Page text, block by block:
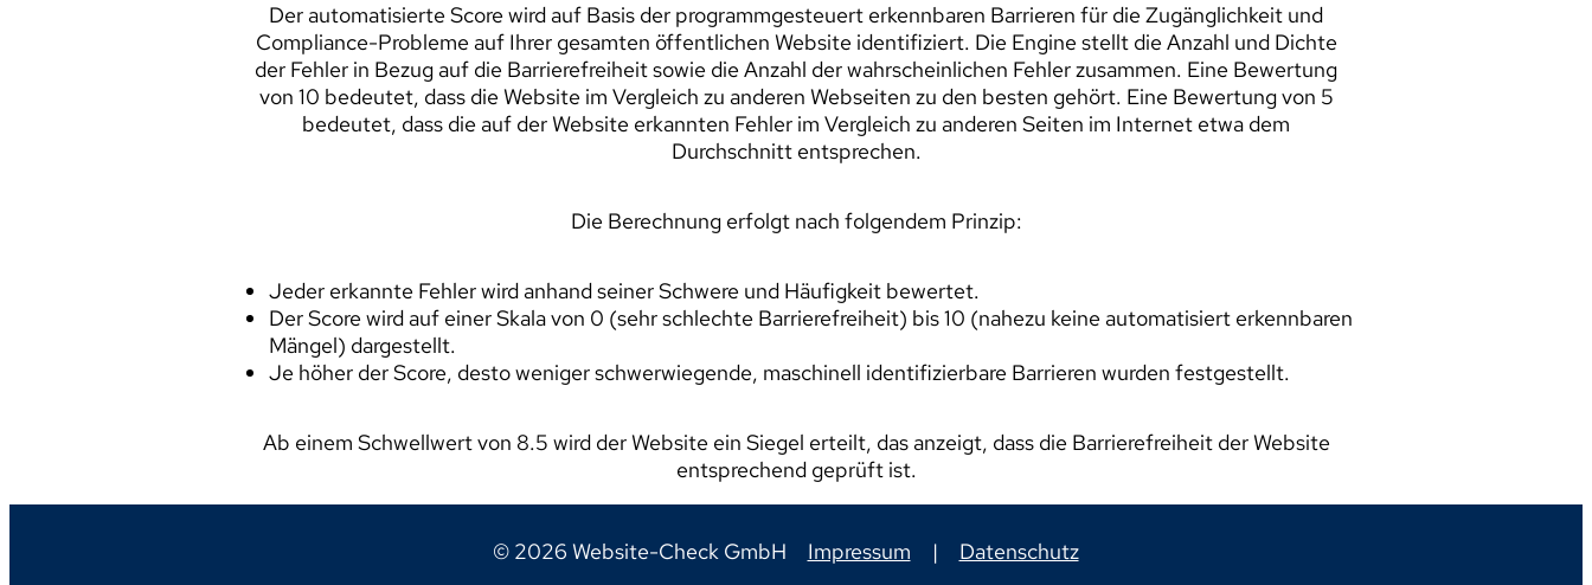
Der automatisierte Score wird auf Basis der programmgesteuert erkennbaren Barrieren für die Zugänglichkeit und
Compliance-Probleme auf Ihrer gesamten öffentlichen Website identifiziert. Die Engine stellt die Anzahl und Dichte
der Fehler in Bezug auf die Barrierefreiheit sowie die Anzahl der wahrscheinlichen Fehler zusammen. Eine Bewertung
von 10 bedeutet, dass die Website im Vergleich zu anderen Webseiten zu den besten gehört. Eine Bewertung von 5
bedeutet, dass die auf der Website erkannten Fehler im Vergleich zu anderen Seiten im Internet etwa dem
Durchschnitt entsprechen.
Die Berechnung erfolgt nach folgendem Prinzip:
Jeder erkannte Fehler wird anhand seiner Schwere und Häufigkeit bewertet.
Der Score wird auf einer Skala von 0 (sehr schlechte Barrierefreiheit) bis 10 (nahezu keine automatisiert erkennbaren
Mängel) dargestellt.
Je höher der Score, desto weniger schwerwiegende, maschinell identifizierbare Barrieren wurden festgestellt.
Ab einem Schwellwert von 8.5 wird der Website ein Siegel erteilt, das anzeigt, dass die Barrierefreiheit der Website
entsprechend geprüft ist.
© 2026 Website-Check GmbH Impressum | Datenschutz